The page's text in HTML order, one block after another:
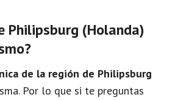
Philipsburg (Holanda)
de la región de Philipsburg
Por lo que si te preguntas